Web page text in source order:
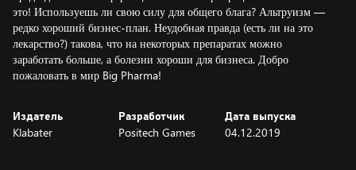
это! Используешь ли свою силу для общего блага? Альтруизм —
редко хороший бизнес-план. Неудобная правда (есть ли на это
лекарство?) такова, что на некоторых препаратах можно
заработать больше, а болезни хороши для бизнеса. Добро
пожаловать в мир Big Pharma!
Издатель
Klabater
Разработчик
Positech Games
Дата выпуска
04.12.2019